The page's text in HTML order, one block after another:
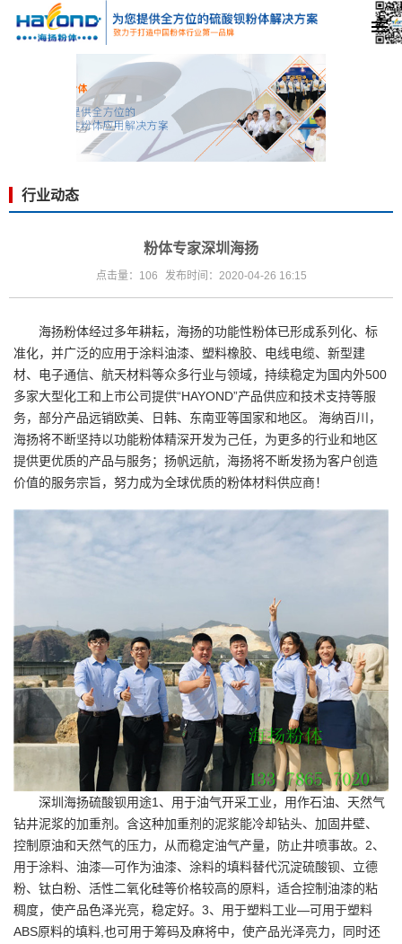
行业动态
粉体专家深圳海扬
点击量：106 发布时间：2020-04-26 16:15
海扬粉体经过多年耕耘，海扬的功能性粉体已形成系列化、标
准化，并广泛的应用于涂料油漆、塑料橡胶、电线电缆、新型建
材、电子通信、航天材料等众多行业与领域，持续稳定为国内外500
多家大型化工和上市公司提供“HAYOND”产品供应和技术支持等服
务，部分产品远销欧美、日韩、东南亚等国家和地区。 海纳百川，
海扬将不断坚持以功能粉体精深开发为己任，为更多的行业和地区
提供更优质的产品与服务；扬帆远航，海扬将不断发扬为客户创造
价值的服务宗旨，努力成为全球优质的粉体材料供应商！
深圳海扬硫酸钡用途1、用于油气开采工业，用作石油、天然气
钻井泥浆的加重剂。含这种加重剂的泥浆能冷却钻头、加固井壁、
控制原油和天然气的压力，从而稳定油气产量，防止井喷事故。2、
用于涂料、油漆—可作为油漆、涂料的填料替代沉淀硫酸钡、立德
粉、钛白粉、活性二氧化硅等价格较高的原料，适合控制油漆的粘
稠度，使产品色泽光亮，稳定好。3、用于塑料工业—可用于塑料
ABS原料的填料,也可用于筹码及麻将中，使产品光泽亮力，同时还